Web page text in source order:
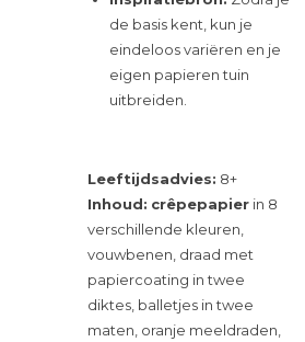
de basis kent, kun je
eindeloos variëren en je
eigen papieren tuin
uitbreiden.
Leeftijdsadvies: 8+
Inhoud: crêpepapier in 8
verschillende kleuren,
vouwbenen, draad met
papiercoating in twee
diktes, balletjes in twee
maten, oranje meeldraden,